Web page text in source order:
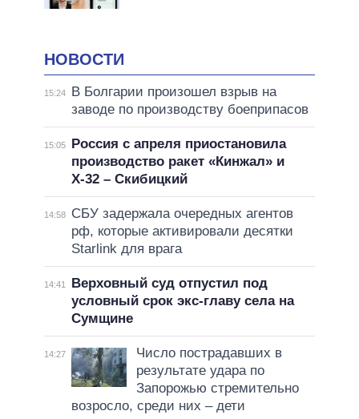
НОВОСТИ
15:24
В Болгарии произошел взрыв на
заводе по производству боеприпасов
15:05
Россия с апреля приостановила
производство ракет «Кинжал» и
Х-32 – Скибицкий
14:58
СБУ задержала очередных агентов
рф, которые активировали десятки
Starlink для врага
14:41
Верховный суд отпустил под
условный срок экс-главу села на
Сумщине
14:27
Число пострадавших в
результате удара по
Запорожью стремительно
возросло, среди них – дети